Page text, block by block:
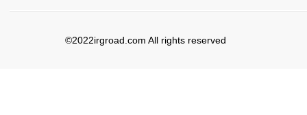
©2022irgroad.com All rights reserved